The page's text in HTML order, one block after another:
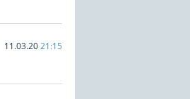
11.03.2021:15